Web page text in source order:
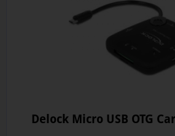
Delock Micro USB OTG